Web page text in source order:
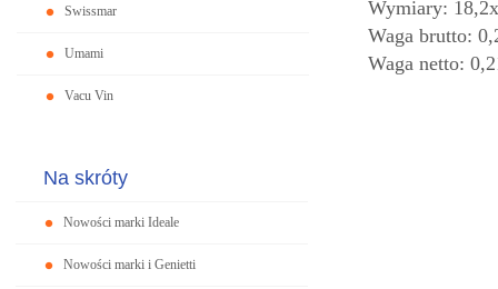
Swissmar
Umami
Vacu Vin
Na skróty
Nowości marki Ideale
Nowości marki i Genietti
Wymiary:
Waga brutto:
Waga netto: